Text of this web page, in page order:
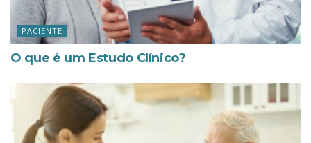
PACIENTE
O que é um Estudo Clínico?